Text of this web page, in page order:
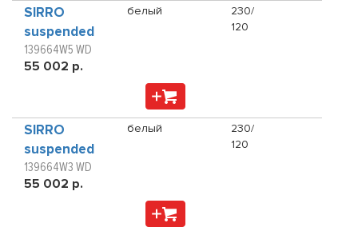
SIRRO
suspended
139664W5 WD
55 002 р.
белый
230/
120
SIRRO
suspended
139664W3 WD
55 002 р.
белый
230/
120